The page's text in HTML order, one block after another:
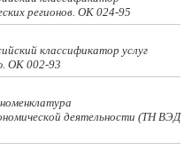
регионов. ОК 024-95
классификатор услуг
ОК 002-93
деятельности (ТН ВЭД